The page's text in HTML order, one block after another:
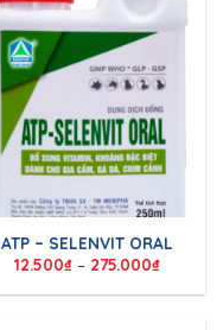
ATP – SELENVIT ORAL
12.500₫ – 275.000₫